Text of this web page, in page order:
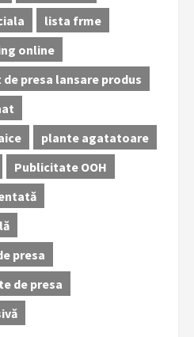
lista frme
online
presa lansare produs
plante agatatoare
Publicitate OOH
presa
de presa